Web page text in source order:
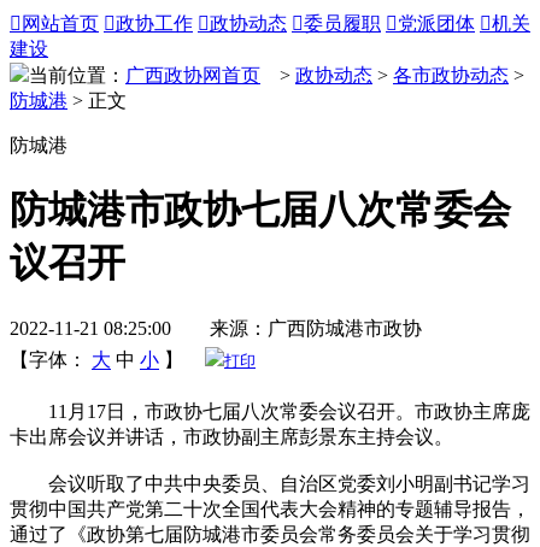
 网站首页 政协工作 政协动态 委员履职 党派团体 机关
建设
当前位置： 广西政协网首页 > 政协动态 > 各市政协动态 >
防城港 > 正文
防城港
防城港市政协七届八次常委会
议召开
2022-11-21 08:25:00 来源：广西防城港市政协
【字体：
大 中 小 】 打印
11月17日，市政协七届八次常委会议召开。市政协主席庞
卡出席会议并讲话，市政协副主席彭景东主持会议。
会议听取了中共中央委员、自治区党委刘小明副书记学习
贯彻中国共产党第二十次全国代表大会精神的专题辅导报告，
通过了《政协第七届防城港市委员会常务委员会关于学习贯彻